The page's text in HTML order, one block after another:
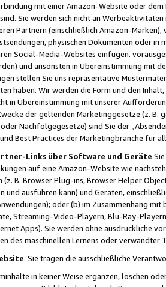
mit einer Amazon-Website oder
Sie werden sich nicht an
Partnern (einschließlich Amazon-
physischen Dokumenten oder in
Social-Media-Websites einfügen.
und ansonsten in Übereinstimmung mit
stellen Sie uns repräsentative
haben. Wir werden die Form und den
in Übereinstimmung mit unserer
der geltenden Marketinggesetze (z. B.
Nachfolgegesetze) sind Sie der
Best Practices der Marketingbranche für
Links über Software und Geräte
auf eine Amazon-Website wie
B. Browser Plug-ins, Browser Helper
und ausführen kann) und Geräten,
oder (b) im Zusammenhang
Streaming-Video-Playern, Blu-Ray-
Apps). Sie werden ohne ausdrückliche
des maschinellen Lernens oder
. Sie tragen die ausschließliche
in keiner Weise ergänzen, löschen